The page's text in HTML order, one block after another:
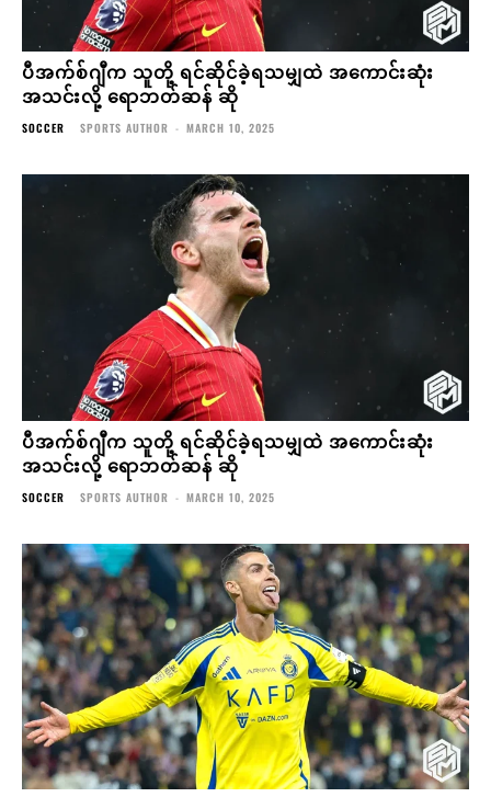
ပီအက်စ်ဂျီက သူတို့ ရင်ဆိုင်ခဲ့ရသမျှထဲ အကောင်းဆုံး
အသင်းလို့ ရောဘတ်ဆန် ဆို
SOCCER SPORTS AUTHOR - MARCH 10, 2025
ပီအက်စ်ဂျီက သူတို့ ရင်ဆိုင်ခဲ့ရသမျှထဲ အကောင်းဆုံး
အသင်းလို့ ရောဘတ်ဆန် ဆို
SOCCER SPORTS AUTHOR - MARCH 10, 2025